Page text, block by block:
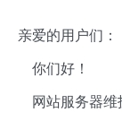
亲爱的用户们：
你们好！
网站服务器维